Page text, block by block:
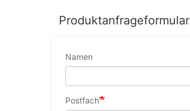
Produktanfrageformular
Namen
Postfach